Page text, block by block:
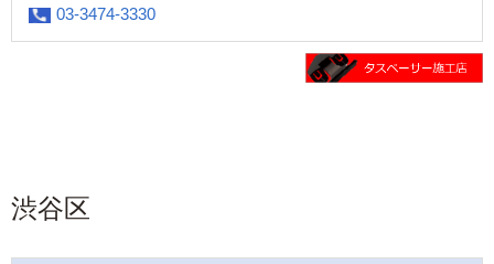
03-3474-3330
渋谷区